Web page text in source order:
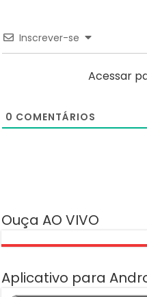
Inscrever-se
Acessar
0 COMENTÁRIOS
Ouça AO VIVO
Aplicativo para